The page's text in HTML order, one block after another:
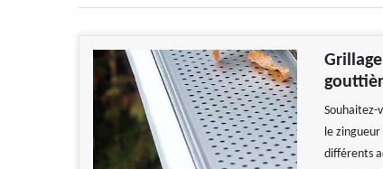
Souhaitez-
le zingueur
différents